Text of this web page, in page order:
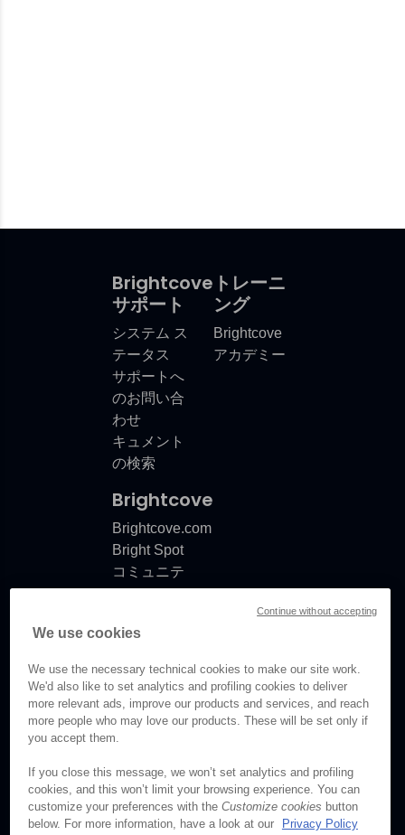
Brightcove
サポート
システム ス
テータス
サポートへ
のお問い合
わせ
キュメント
の検索
トレーニ
ング
Brightcove
アカデミー
Brightcove
Brightcove.com
Bright Spot
コミュニテ
ィ
スノート
ト更新情報
reserved.
プライバシーポリシー
We use cookies
We use the necessary technical cookies to make our site work.
We'd also like to set analytics and profiling cookies to deliver
more relevant ads, improve our products and services, and reach
more people who may love our products. These will be set only if
you accept them.
If you close this message, we won’t set analytics and profiling
cookies, and this won’t limit your browsing experience. You can
customize your preferences with the Customize cookies button
below. For more information, have a look at our
Privacy Policy
Continue without accepting